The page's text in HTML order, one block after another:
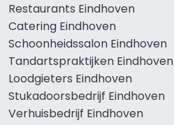
Restaurants Eindhoven
Catering Eindhoven
Schoonheidssalon Eindhoven
Tandartspraktijken Eindhoven
Loodgieters Eindhoven
Stukadoorsbedrijf Eindhoven
Verhuisbedrijf Eindhoven